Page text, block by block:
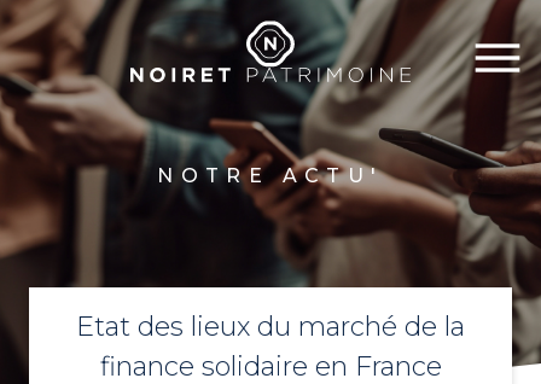
NOTRE ACTU'
Etat des lieux du marché de la
finance solidaire en France